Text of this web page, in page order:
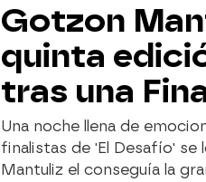
Gotzon
quinta
tras una
Una noche llena de
finalistas de 'El Desafío'
Mantuliz el conseguía la